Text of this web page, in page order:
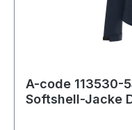
A-code 113530-
Softshell-Jacke